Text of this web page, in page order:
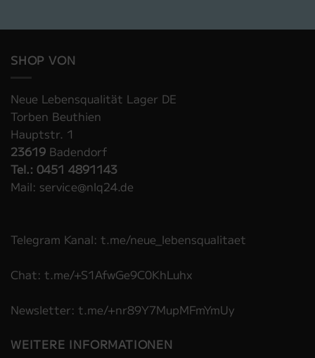
SHOP VON
Neue Lebensqualität Lager DE
Torben Beuthien
Hauptstr. 1
23619 Badendorf
Tel.: 0451 4891143
Mail: service@nlq24.de
Telegram Kanal: t.me/neue_lebensqualitaet
Chat: t.me/+S1AfwGe9C0KhLuhx
Newsletter: t.me/+nr89Y7MupMFmYmUy
WEITERE INFORMATIONEN